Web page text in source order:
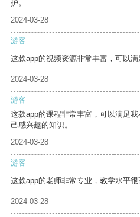
护。
2024-03-28
游客
这款app的视频资源非常丰富，可以满
2024-03-28
游客
这款app的课程非常丰富，可以满足
己感兴趣的知识。
2024-03-28
游客
这款app的老师非常专业，教学水平很
2024-03-28